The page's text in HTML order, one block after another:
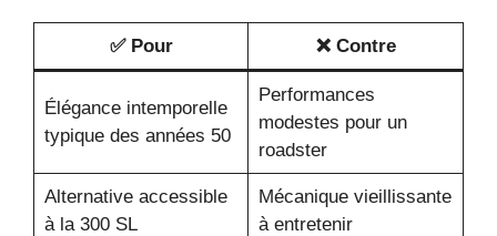
✅ Pour ❌ Contre
Élégance intemporelle
typique des années 50
Performances
modestes pour un
roadster
Alternative accessible
à la 300 SL
Mécanique vieillissante
à entretenir